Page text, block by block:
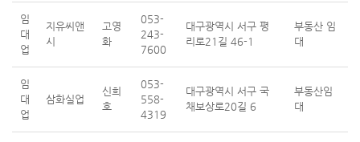
임
대
업
지유씨앤
시
고영
화
053-
243-
7600
대구광역시 서구 평
리로21길 46-1
부동산 임
대
임
대
업
삼화실업
신희
호
053-
558-
4319
대구광역시 서구 국
채보상로20길 6
부동산임
대